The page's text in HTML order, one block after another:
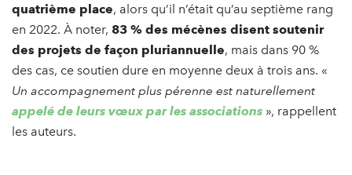
quatrième place, alors qu’il n’était qu’au septième rang
en 2022. À noter, 83 % des mécènes disent soutenir
des projets de façon pluriannuelle, mais dans 90 %
des cas, ce soutien dure en moyenne deux à trois ans. «
Un accompagnement plus pérenne est naturellement
appelé de leurs vœux par les associations », rappellent
les auteurs.